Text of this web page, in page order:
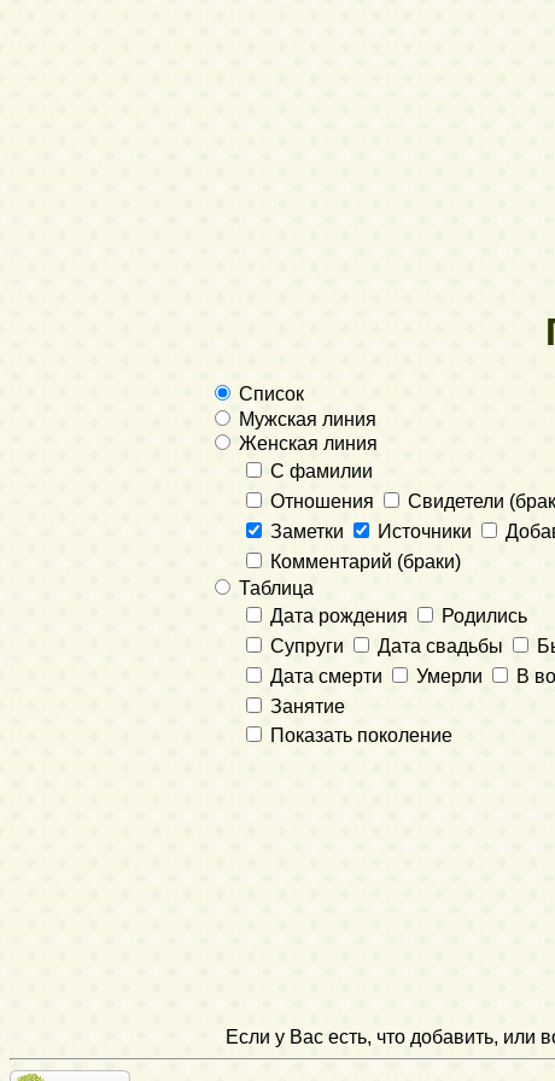
Список
Мужская линия
Женская линия
С фамилии
Отношения
Свидетели
Заметки
Источники
Комментарий (браки)
Таблица
Дата рождения
Родились
Супруги
Дата свадьбы
Дата смерти
Умерли
В
Занятие
Показать поколение
Если у Вас есть, что добавить, или